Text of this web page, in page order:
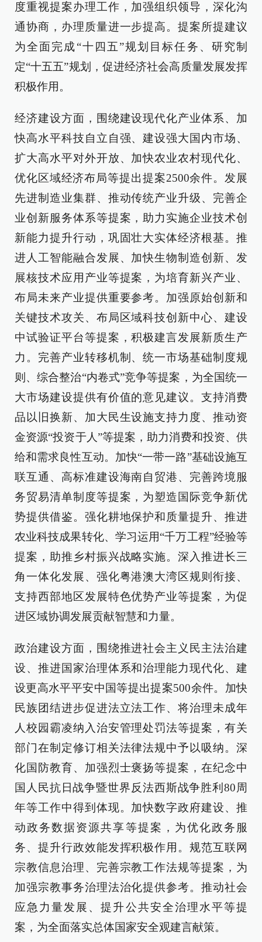
度重视提案办理工作，加强组织领导，深化沟
通协商，办理质量进一步提高。提案所提建议
为全面完成“十四五”规划目标任务、研究制
定“十五五”规划，促进经济社会高质量发展发挥
积极作用。
经济建设方面，围绕建设现代化产业体系、加
快高水平科技自立自强、建设强大国内市场、
扩大高水平对外开放、加快农业农村现代化、
优化区域经济布局等提出提案2500余件。发展
先进制造业集群、推动传统产业升级、完善企
业创新服务体系等提案，助力实施企业技术创
新能力提升行动，巩固壮大实体经济根基。推
进人工智能融合发展、加快生物制造创新、发
展核技术应用产业等提案，为培育新兴产业、
布局未来产业提供重要参考。加强原始创新和
关键技术攻关、布局区域科技创新中心、建设
中试验证平台等提案，积极建言发展新质生产
力。完善产业转移机制、统一市场基础制度规
则、综合整治“内卷式”竞争等提案，为全国统一
大市场建设提供有价值的意见建议。支持消费
品以旧换新、加大民生设施支持力度、推动资
金资源“投资于人”等提案，助力消费和投资、供
给和需求良性互动。加快“一带一路”基础设施互
联互通、高标准建设海南自贸港、完善跨境服
务贸易清单制度等提案，为塑造国际竞争新优
势提供借鉴。强化耕地保护和质量提升、推进
农业科技成果转化、学习运用“千万工程”经验等
提案，助推乡村振兴战略实施。深入推进长三
角一体化发展、强化粤港澳大湾区规则衔接、
支持西部地区发展特色优势产业等提案，为促
进区域协调发展贡献智慧和力量。
政治建设方面，围绕推进社会主义民主法治建
设、推进国家治理体系和治理能力现代化、建
设更高水平平安中国等提出提案500余件。加快
民族团结进步促进法立法工作、将治理未成年
人校园霸凌纳入治安管理处罚法等提案，有关
部门在制定修订相关法律法规中予以吸纳。深
化国防教育、加强烈士褒扬等提案，在纪念中
国人民抗日战争暨世界反法西斯战争胜利80周
年等工作中得到体现。加快数字政府建设、推
动政务数据资源共享等提案，为优化政务服
务、提升行政效能发挥积极作用。规范互联网
宗教信息治理、完善宗教工作法规等提案，为
加强宗教事务治理法治化提供参考。推动社会
应急力量发展、提升公共安全治理水平等提
案，为全面落实总体国家安全观建言献策。